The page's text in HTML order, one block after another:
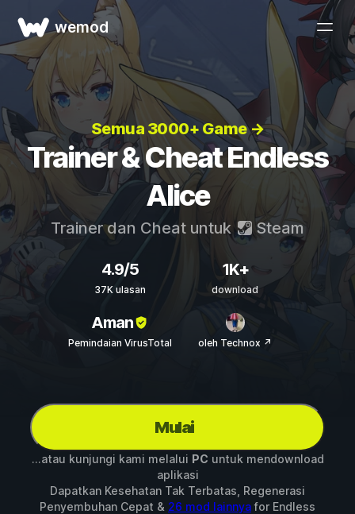
wemod
Semua 3000+ Game →
Trainer & Cheat Endless
Alice
Trainer dan Cheat untuk Steam
4.9/5
37K ulasan
1K+
download
Aman
Pemindaian VirusTotal oleh Technox ↗
Mulai
...atau kunjungi kami melalui PC untuk mendownload
aplikasi
Dapatkan Kesehatan Tak Terbatas, Regenerasi
Penyembuhan Cepat & 26 mod lainnyafor Endless